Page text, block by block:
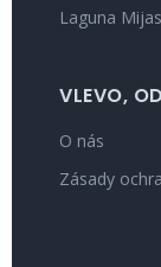
Laguna Mijas
VLEVO,
O nás
Zásady